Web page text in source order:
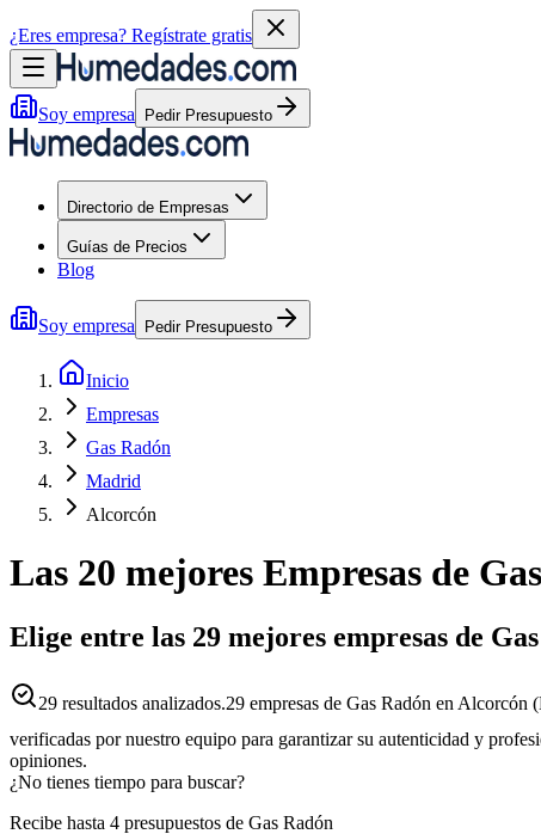
¿Eres empresa? Regístrate gratis
Soy empresa Pedir Presupuesto
Directorio de Empresas
Guías de Precios
Blog
Soy empresa Pedir Presupuesto
Inicio
Empresas
Gas Radón
Madrid
Alcorcón
Las 20 mejores Empresas de
Elige entre las 29 mejores empresas de
29 resultados analizados.29 empresas de Gas Radón en Alcorcón
verificadas por nuestro equipo para garantizar su autenticidad y
opiniones.
¿No tienes tiempo para buscar?
Recibe hasta 4 presupuestos de Gas Radón